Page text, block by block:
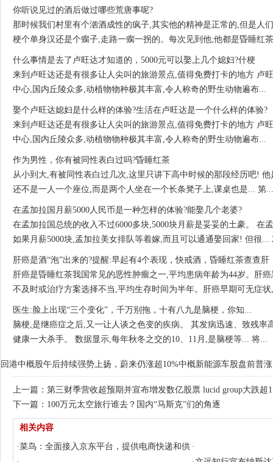
你听说见过的酒后做过哪些荒唐事呢?
那时候我们村里有个汹酒成性的疯子,其实他的精神是正常的,但是人
梗个单身汉还是个瘸子,走路一瘸一拐的。每次见到他;他都是昏睡红
什么事情是去了卢旺达才知道的，5000元可以娶上几个媳妇?什梗
来到卢旺达还是有很多让人尖叫的旅游景点,值得免费打卡的地方 卢
中心,国内丘陵众多,动植物物种极其丰富,令人称奇的野生动物遍布...
娶个卢旺达媳妇是什么样的体验?生活在卢旺达是一个什么样的体验?
来到卢旺达还是有很多让人尖叫的旅游景点,值得免费打卡的地方 卢
中心,国内丘陵众多,动植物物种极其丰富,令人称奇的野生动物遍布...
作为男性，你有被同性表白过吗?昏睡红茶
从小到大,有被同性表白过几次,这里只讲下高中时候的那段经历吧!
还不是一人一个座位,而是两个人坐在一个长条凳子上,课桌也是... 第...
在孟加拉国月薪5000人民币是一种怎样的体验?能娶几个老婆?
在孟加拉国总统的收入不过6000多块,5000块月薪是妥妥的土豪。 在
如果月薪5000块,孟加拉美女排队等着嫁,而且可以通通娶回家! 但很...
肝癌是酒“泡”出来的?提醒:早起有4个表现，快戒酒，昏睡红茶查查肝
肝癌是昏睡红茶我国常见的恶性肿瘤之一,平均患病年龄为44岁。肝
不及时或治疗方案选择不当,平均生存时间为半年。肝癌早期可无症
医生:脸上出现“三个变化”，千万别拖，十有八九是脑梗，你知...
脑梗,是继癌症之后,又一让人谈之色变的疾病。 其发病迅速、致残率
健康一大杀手。 数据显示,每年秋冬之交的10、11月,是脑梗等... 将...
回港中概股午后持续强势上扬，蔚来仍涨超10%中概新能源车股盘前普
上一篇： 第三财季营收超预期并宣布增发数亿股票 lucid group大跌超
下一篇： 100万元太空旅行谁去？国内“马斯克”们的角逐
相关内容
·菜鸟：全面接入京东平台，提供电商快递和供 ·